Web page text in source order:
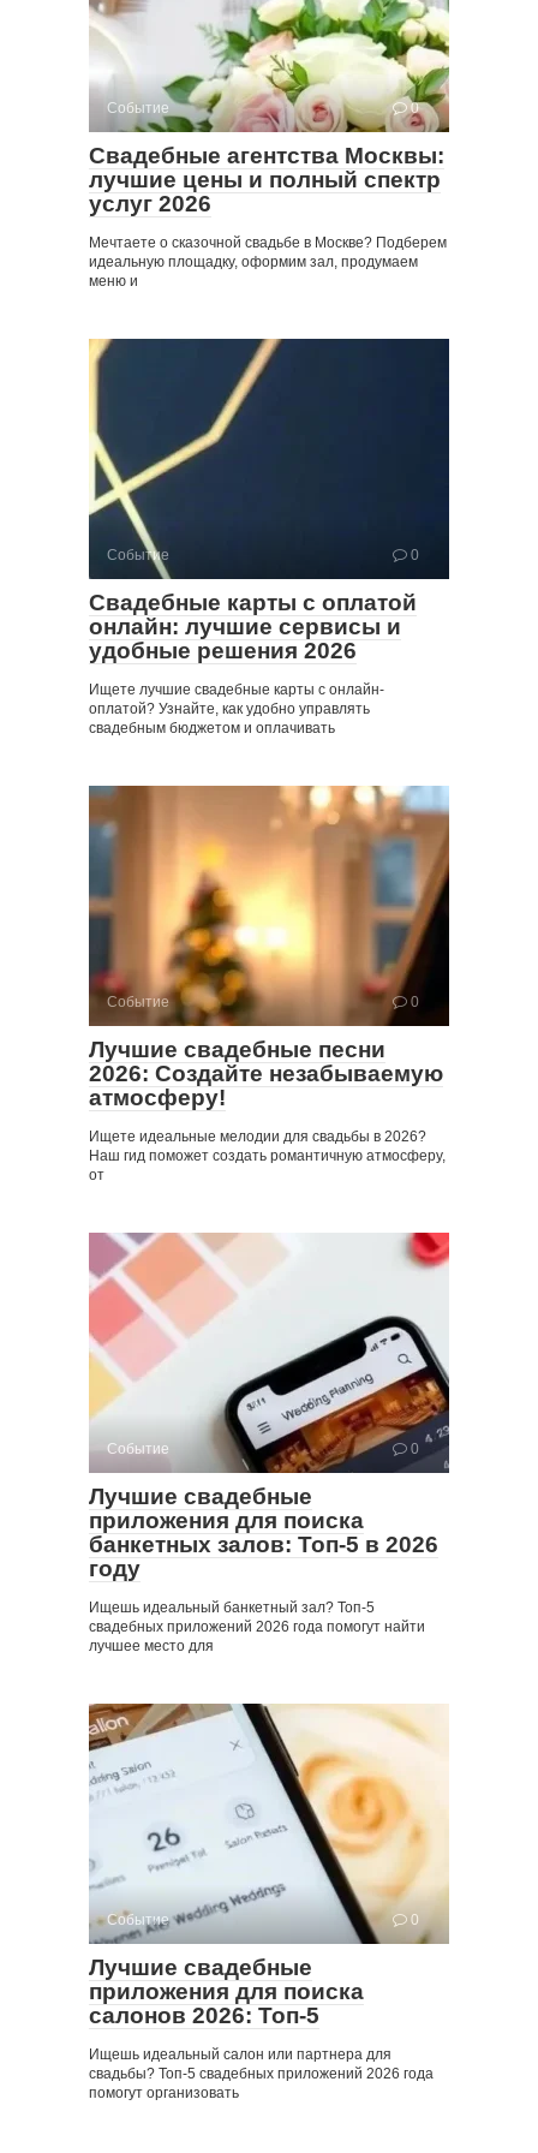
Событие 0
Свадебные агентства Москвы:
лучшие цены и полный спектр
услуг 2026
Мечтаете о сказочной свадьбе в Москве? Подберем
идеальную площадку, оформим зал, продумаем
меню и
Событие 0
Свадебные карты с оплатой
онлайн: лучшие сервисы и
удобные решения 2026
Ищете лучшие свадебные карты с онлайн-
оплатой? Узнайте, как удобно управлять
свадебным бюджетом и оплачивать
Событие 0
Лучшие свадебные песни
2026: Создайте незабываемую
атмосферу!
Ищете идеальные мелодии для свадьбы в 2026?
Наш гид поможет создать романтичную атмосферу,
от
Событие 0
Лучшие свадебные
приложения для поиска
банкетных залов: Топ-5 в 2026
году
Ищешь идеальный банкетный зал? Топ-5
свадебных приложений 2026 года помогут найти
лучшее место для
Событие 0
Лучшие свадебные
приложения для поиска
салонов 2026: Топ-5
Ищешь идеальный салон или партнера для
свадьбы? Топ-5 свадебных приложений 2026 года
помогут организовать